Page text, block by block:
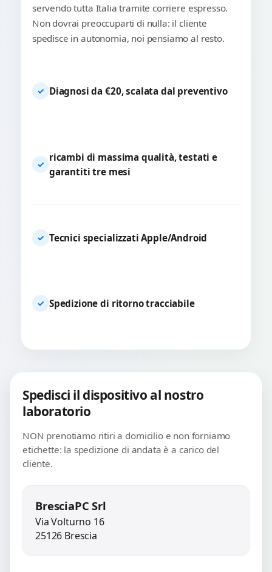
servendo tutta Italia tramite corriere espresso.
Non dovrai preoccuparti di nulla: il cliente
spedisce in autonomia, noi pensiamo al resto.
✓ Diagnosi da €20, scalata dal preventivo
✓
ricambi di massima qualità, testati e
garantiti tre mesi
✓ Tecnici specializzati Apple/Android
✓ Spedizione di ritorno tracciabile
Spedisci il dispositivo al nostro
laboratorio
NON prenotiamo ritiri a domicilio e non forniamo
etichette: la spedizione di andata è a carico del
cliente.
BresciaPC Srl
Via Volturno 16
25126 Brescia